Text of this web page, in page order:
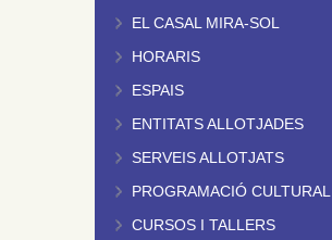
EL CASAL MIRA-SOL
HORARIS
ESPAIS
ENTITATS ALLOTJADES
SERVEIS ALLOTJATS
PROGRAMACIÓ CULTURAL
CURSOS I TALLERS